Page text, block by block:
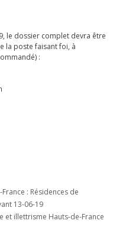
le dossier complet devra être
la poste faisant foi, à
:
: Résidences de
13-06-19
et illettrisme Hauts-de-France